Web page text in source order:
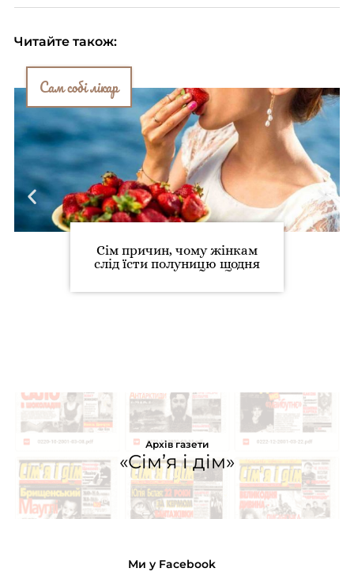
Читайте також:
Сам собі лікар
Сім причин, чому жінкам
слід їсти полуницю щодня
Архів газети
«Сім’я і дім»
Ми у Facebook